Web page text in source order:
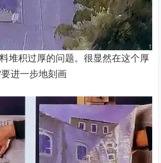
堆积过厚的问题。很显然在这个厚
进一步地刻画